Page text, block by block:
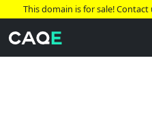
This domain is for sale! Contact